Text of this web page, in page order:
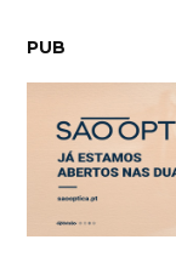
PUB
MAIS
Faleceu
VISTAS
Em Angola
MAIS VISTAS